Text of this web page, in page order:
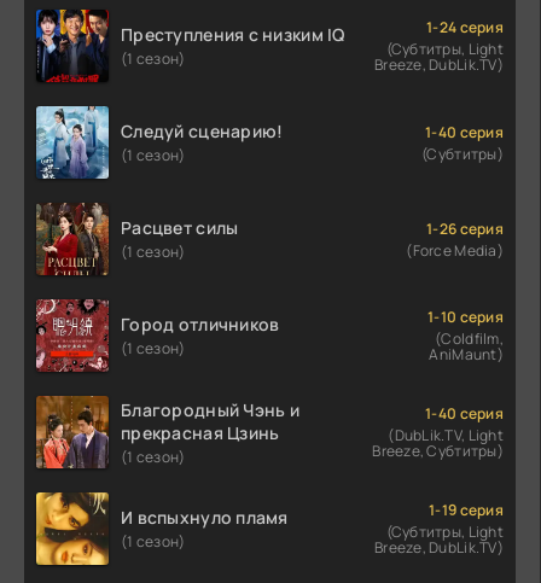
Преступления с низким IQ
(1 сезон)
1-24 серия
(Субтитры, Light
Breeze, DubLik.TV)
Следуй сценарию!
(1 сезон)
1-40 серия
(Субтитры)
Расцвет силы
(1 сезон)
1-26 серия
(Force Media)
Город отличников
(1 сезон)
1-10 серия
(Coldfilm,
AniMaunt)
Благородный Чэнь и
прекрасная Цзинь
(1 сезон)
1-40 серия
(DubLik.TV, Light
Breeze, Субтитры)
И вспыхнуло пламя
(1 сезон)
1-19 серия
(Субтитры, Light
Breeze, DubLik.TV)